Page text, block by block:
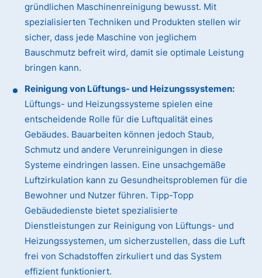
gründlichen Maschinenreinigung bewusst. Mit
spezialisierten Techniken und Produkten stellen wir
sicher, dass jede Maschine von jeglichem
Bauschmutz befreit wird, damit sie optimale Leistung
bringen kann.
Reinigung von Lüftungs- und Heizungssystemen:
Lüftungs- und Heizungssysteme spielen eine
entscheidende Rolle für die Luftqualität eines
Gebäudes. Bauarbeiten können jedoch Staub,
Schmutz und andere Verunreinigungen in diese
Systeme eindringen lassen. Eine unsachgemäße
Luftzirkulation kann zu Gesundheitsproblemen für die
Bewohner und Nutzer führen. Tipp-Topp
Gebäudedienste bietet spezialisierte
Dienstleistungen zur Reinigung von Lüftungs- und
Heizungssystemen, um sicherzustellen, dass die Luft
frei von Schadstoffen zirkuliert und das System
effizient funktioniert.